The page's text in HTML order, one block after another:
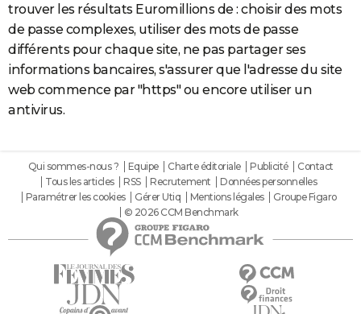
trouver les résultats Euromillions de : choisir des mots
de passe complexes, utiliser des mots de passe
différents pour chaque site, ne pas partager ses
informations bancaires, s'assurer que l'adresse du site
web commence par "https" ou encore utiliser un
antivirus.
Qui sommes-nous ? Equipe Charte éditoriale Publicité
Contact
Tous les articles
RSS Recrutement
Données personnelles
Paramétrer les cookies
Gérer Utiq Mentions légales
Groupe Figaro
© 2026 CCM Benchmark